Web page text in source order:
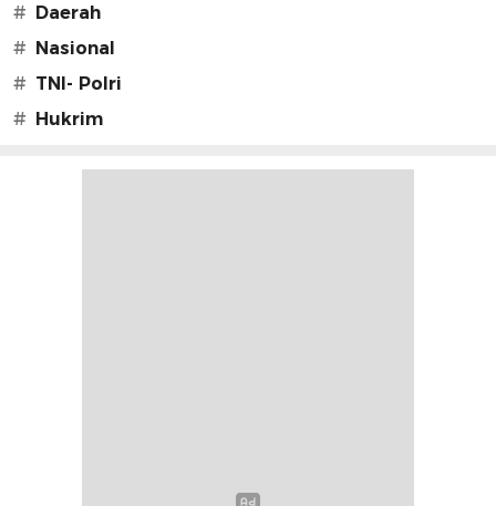
# Daerah
# Nasional
# TNI- Polri
# Hukrim